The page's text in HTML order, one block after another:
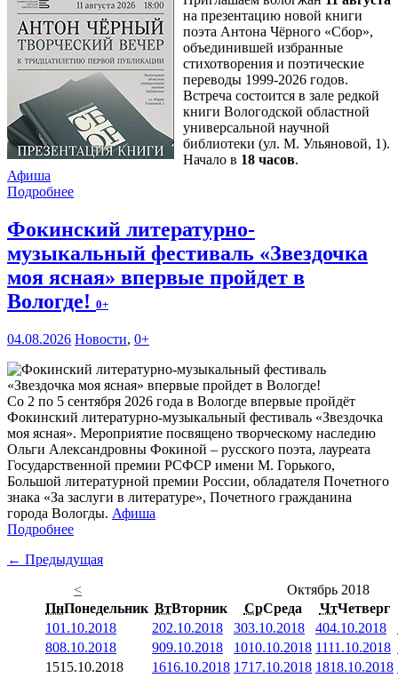
на презентацию новой книги
поэта Антона Чёрного «Сбор»,
объединившей избранные
стихотворения и поэтические
переводы 1999-2026 годов.
Встреча состоится в зале редкой
книги Вологодской областной
универсальной научной
библиотеки (ул. М. Ульяновой, 1).
Начало в 18 часов.
Афиша
Подробнее
Фокинский литературно-
музыкальный фестиваль «Звездочка
моя ясная» впервые пройдет в
Вологде! 0+
04.08.2026 Новости, 0+
Со 2 по 5 сентября 2026 года в Вологде впервые пройдёт
Фокинский литературно-музыкальный фестиваль «Звездочка
моя ясная». Мероприятие посвящено творческому наследию
Ольги Александровны Фокиной – русского поэта, лауреата
Государственной премии РСФСР имени М. Горького,
Большой литературной премии России, обладателя Почетного
знака «За заслуги в литературе», Почетного гражданина
города Вологды. Афиша
Подробнее
← Предыдущая
<
Октябрь 2018
ПнПонедельник ВтВторник СрСреда ЧтЧетверг
101.10.2018 202.10.2018 303.10.2018 404.10.2018
808.10.2018 909.10.2018 1010.10.2018 1111.10.2018
1515.10.2018 1616.10.2018 1717.10.2018 1818.10.2018